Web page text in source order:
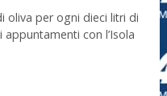
oliva per ogni dieci litri di
con l’Isola